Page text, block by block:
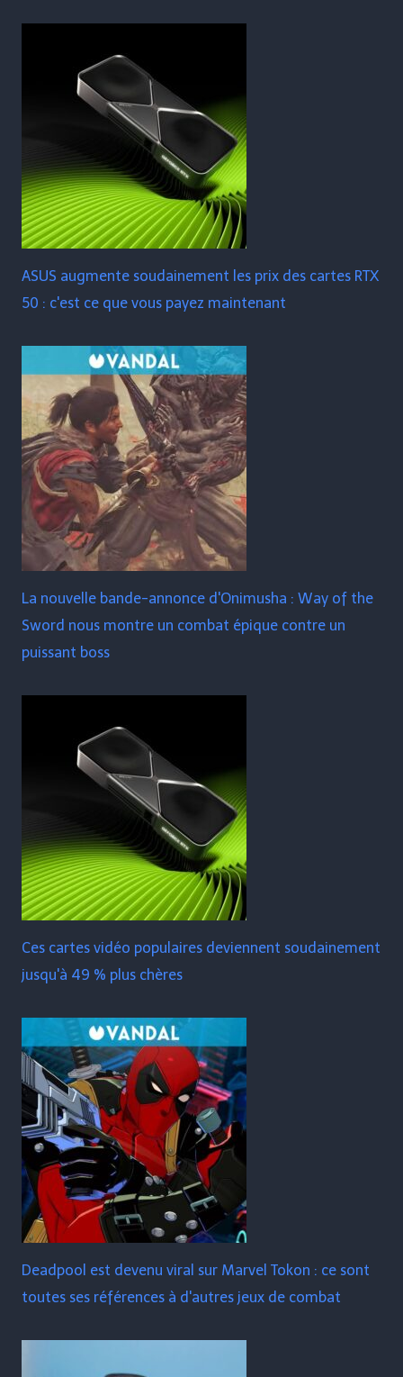
ASUS augmente soudainement les prix des cartes RTX
50 : c'est ce que vous payez maintenant
La nouvelle bande-annonce d'Onimusha : Way of the
Sword nous montre un combat épique contre un
puissant boss
Ces cartes vidéo populaires deviennent soudainement
jusqu'à 49 % plus chères
Deadpool est devenu viral sur Marvel Tokon : ce sont
toutes ses références à d'autres jeux de combat